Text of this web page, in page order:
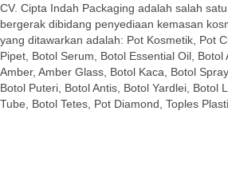
CV. Cipta Indah Packaging adalah salah
bergerak dibidang penyediaan kemasan
yang ditawarkan adalah: Pot Kosmetik, Pot
Pipet, Botol Serum, Botol Essential Oil, Botol
Amber, Amber Glass, Botol Kaca, Botol
Botol Puteri, Botol Antis, Botol Yardlei, Botol
Tube, Botol Tetes, Pot Diamond, Toples